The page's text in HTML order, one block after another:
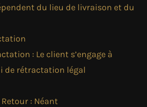
du lieu de livraison et du
: Le client s’engage à
de rétractation légal
: Néant